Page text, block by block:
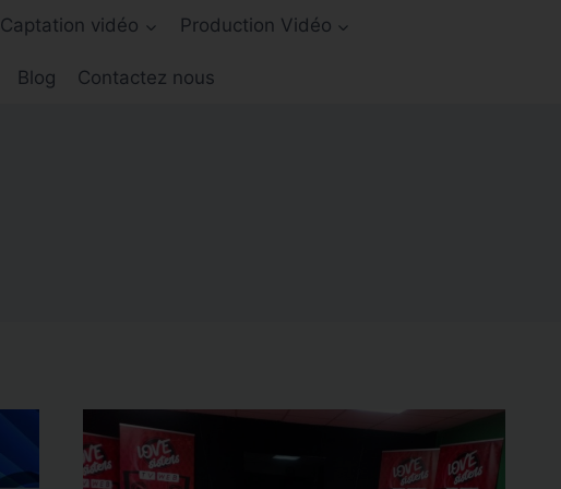
Captation vidéo Production Vidéo
Blog Contactez nous